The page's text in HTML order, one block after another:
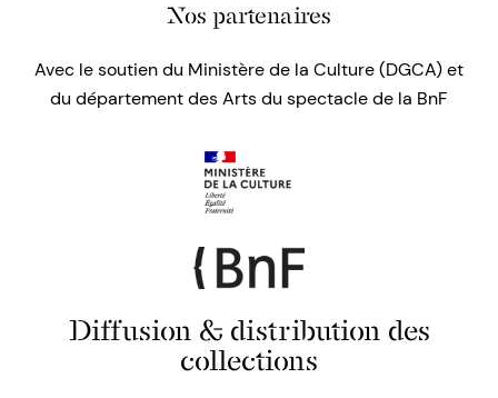
Nos partenaires
Avec le soutien du Ministère de la Culture (DGCA) et
du département des Arts du spectacle de la BnF
Diffusion & distribution des
collections